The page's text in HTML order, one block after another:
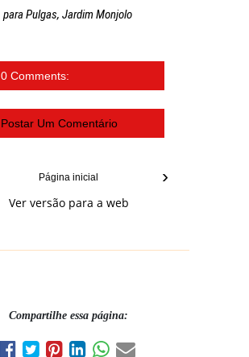
para Pulgas, Jardim Monjolo
0 Comments:
Postar Um Comentário
›
Página inicial
Ver versão para a web
Compartilhe essa página: